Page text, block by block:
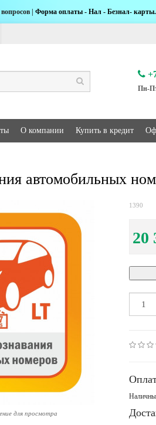
| Форма оплаты - Нал - Безнал- карты.
Пн-
О компании Купить в кредит
автомобильных
для просмотра
1390
20